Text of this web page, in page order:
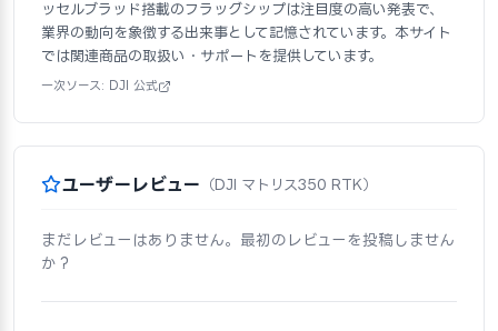
ッセルブラッド搭載のフラッグシップは注目度の高い発表で、
業界の動向を象徴する出来事として記憶されています。本サイト
では関連商品の取扱い・サポートを提供しています。
一次ソース: DJI 公式
ユーザーレビュー （DJI マトリス350 RTK）
まだレビューはありません。最初のレビューを投稿しません
か？